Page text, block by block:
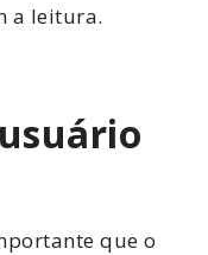
a leitura.
que o